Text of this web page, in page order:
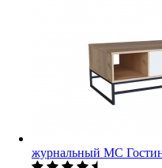
журнальный МС